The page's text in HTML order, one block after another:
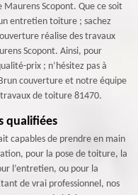
Scopont. Que ce soit
entretien toiture ; sachez
réalise des travaux
Scopont. Ainsi, pour
prix ; n’hésitez pas à
couverture et notre équipe
travaux de toiture 81470.
qualifiées
capables de prendre en main
pour la pose de toiture, la
l’entretien, ou pour la
de vrai professionnel, nos